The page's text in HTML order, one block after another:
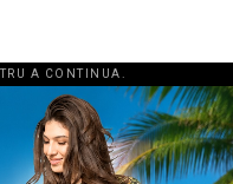
A CONTINUA.